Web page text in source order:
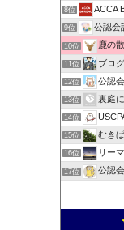
8位 ACCA
9位 公認会
10位 鹿の
11位 ブログ
12位 公認
13位 裏庭
14位
15位 むき
16位 リー
17位
公認会